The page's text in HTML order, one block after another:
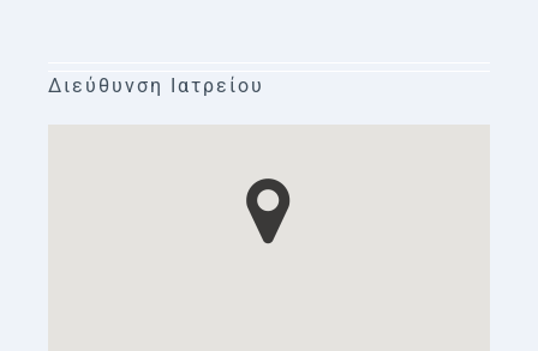
Διεύθυνση Ιατρείου